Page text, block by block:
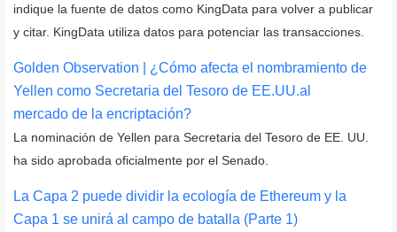
indique la fuente de datos como KingData para volver a publicar
y citar. KingData utiliza datos para potenciar las transacciones.
Golden Observation | ¿Cómo afecta el nombramiento de
Yellen como Secretaria del Tesoro de EE.UU.al
mercado de la encriptación?
La nominación de Yellen para Secretaria del Tesoro de EE. UU.
ha sido aprobada oficialmente por el Senado.
La Capa 2 puede dividir la ecología de Ethereum y la
Capa 1 se unirá al campo de batalla (Parte 1)